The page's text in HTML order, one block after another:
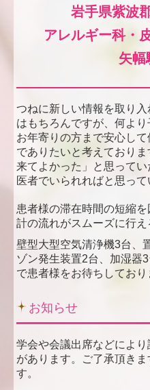
岩手県紫波
アレルギー科・
矢幅
つねに新しい情報を取り
はもちろんですが、何よ
お年寄りの方まで安心し
でありたいと考えており
来てよかった」と思って
医者でいられればと思って
患者様の滞在時間の短縮
計の流れがスムーズに行え
壁型大型空気清浄機3台、
ゾン発生装置2台、加湿器
で患者様をお待ちしており
お知らせ
学会や会議出席などによ
があります。ご了承頂き
す。